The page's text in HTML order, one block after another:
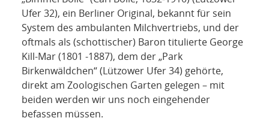
Ufer 32), ein Berliner Original, bekannt für sein
System des ambulanten Milchvertriebs, und der
oftmals als (schottischer) Baron titulierte George
Kill-Mar (1801 -1887), dem der „Park
Birkenwäldchen“ (Lützower Ufer 34) gehörte,
direkt am Zoologischen Garten gelegen – mit
beiden werden wir uns noch eingehender
befassen müssen.